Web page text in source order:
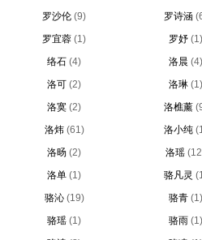
罗沙伦 (9) 罗诗涵
罗宜蓉 (1) 罗妤 (1)
络石 (4) 洛晨 (4)
洛可 (2) 洛琳 (1)
洛寞 (2) 洛樵薰
洛炜 (61) 洛小纯
洛旸 (2) 洛瑶
洛单 (1) 骆凡灵
骆沁 (19) 骆青 (1)
骆瑶 (1) 骆雨 (1)